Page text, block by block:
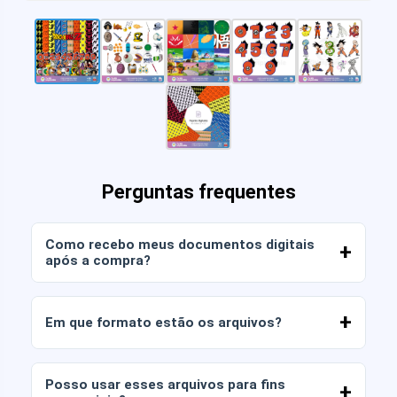
Perguntas frequentes
Como recebo meus documentos digitais
após a compra?
conta ou através do link enviado para o seu e-
Em que formato estão os arquivos?
DPI). Alguns pacotes também incluem arquivos
Posso usar esses arquivos para fins